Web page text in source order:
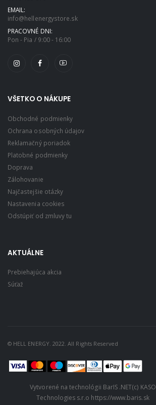
EMAIL:
info@hellenergystore.sk
PRACOVNÉ DNI:
Pon - Pia / 9:00 - 16:00
VŠETKO O NÁKUPE
Obchodné podmienky
Ochrana osobných údajov
Reklamačný poriadok
Platobné podmienky
Doprava
Zálohovanie
Najčastejšie otázky
Nastavenia cookies
Odstúpiť od zmluvy tu
AKTUÁLNE
Prebiehajúca akcia
Súťaž
© HELL ENERGY. 2022. All Rights Reserved
Vytvorené na technológii BarIS .NET(c) KASO
Technologies s.r.o https://www.baris.sk